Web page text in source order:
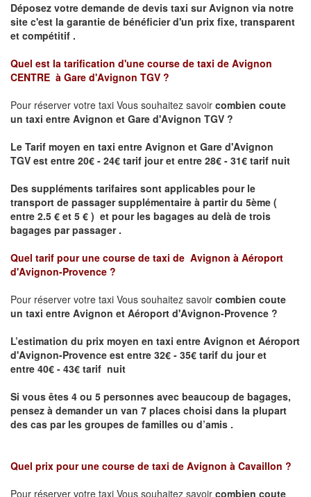
Déposez votre demande de devis taxi surAvignon via notre
site c'est la garantie de bénéficier d'un prix fixe, transparent
et compétitif .
Quel est la tarification d'une course de taxi de Avignon
CENTRE à Gare d'Avignon TGV ?
Pour réserver votre taxi Vous souhaitez savoir combien coute
un taxi entre Avignon et Gare d'Avignon TGV ?
Le Tarif moyen en taxi entre Avignon et Gare d'Avignon
TGV est entre 20€ - 24€ tarif jour et entre 28€ - 31€ tarif nuit
Des suppléments tarifaires sont applicables pour le
transport de passager supplémentaire à partir du 5ème (
entre 2.5 € et 5 € ) et pour les bagages au delà de trois
bagages par passager .
Quel tarif pour une course de taxi de Avignon à Aéroport
d'Avignon-Provence ?
Pour réserver votre taxi Vous souhaitez savoir combien coute
un taxi entre Avignon et Aéroport d'Avignon-Provence ?
L’estimation du prix moyen en taxi entre Avignon et Aéroport
d'Avignon-Provence est entre 32€ - 35€ tarif du jour et
entre 40€ - 43€ tarif nuit
Si vous êtes 4 ou 5 personnes avec beaucoup de bagages,
pensez à demander un van 7 places choisi dans la plupart
des cas par les groupes de familles ou d’amis .
Quel prix pour une course de taxi de Avignon à Cavaillon ?
Pour réserver votre taxi Vous souhaitez savoir combien coute